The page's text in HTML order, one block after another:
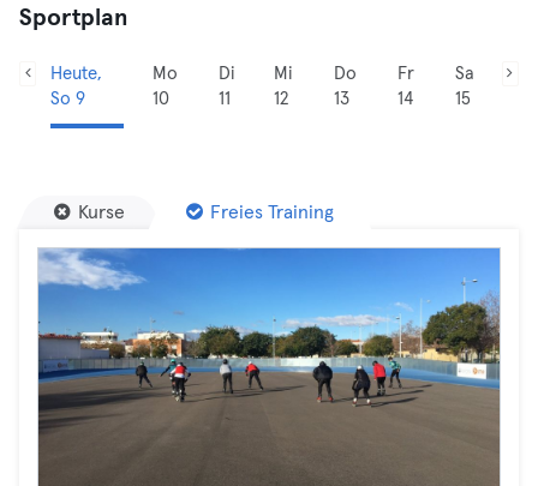
Sportplan
Heute,
So 9
Mo
10
Di
11
Mi
12
Do
13
Fr
14
Sa
15
Kurse Freies Training